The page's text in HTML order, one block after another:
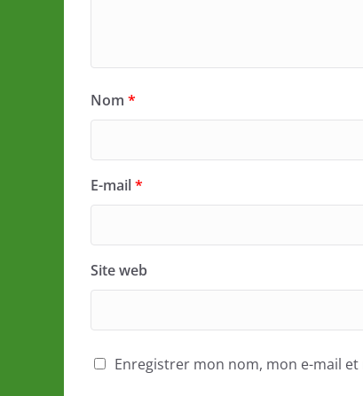
Nom *
E-mail*
Site web
Enregistrer mon nom, mon e-mail